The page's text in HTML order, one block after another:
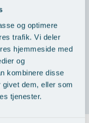
og optimere
trafik. Vi deler
hjemmeside med
og
kombinere disse
givet dem, eller som
tjenester.